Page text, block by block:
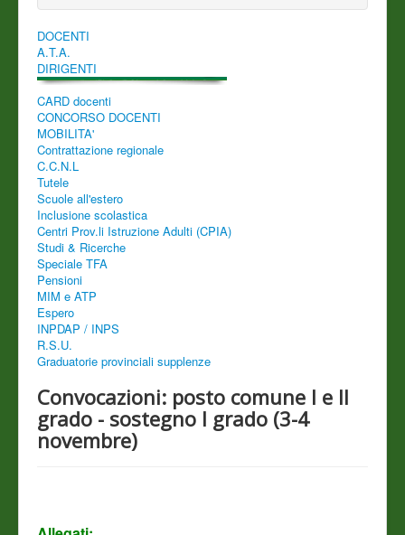
DOCENTI
A.T.A.
DIRIGENTI
CARD docenti
CONCORSO DOCENTI
MOBILITA'
Contrattazione regionale
C.C.N.L
Tutele
Scuole all'estero
Inclusione scolastica
Centri Prov.li Istruzione Adulti (CPIA)
Studi & Ricerche
Speciale TFA
Pensioni
MIM e ATP
Espero
INPDAP / INPS
R.S.U.
Graduatorie provinciali supplenze
Convocazioni: posto comune I e II
grado - sostegno I grado (3-4
novembre)